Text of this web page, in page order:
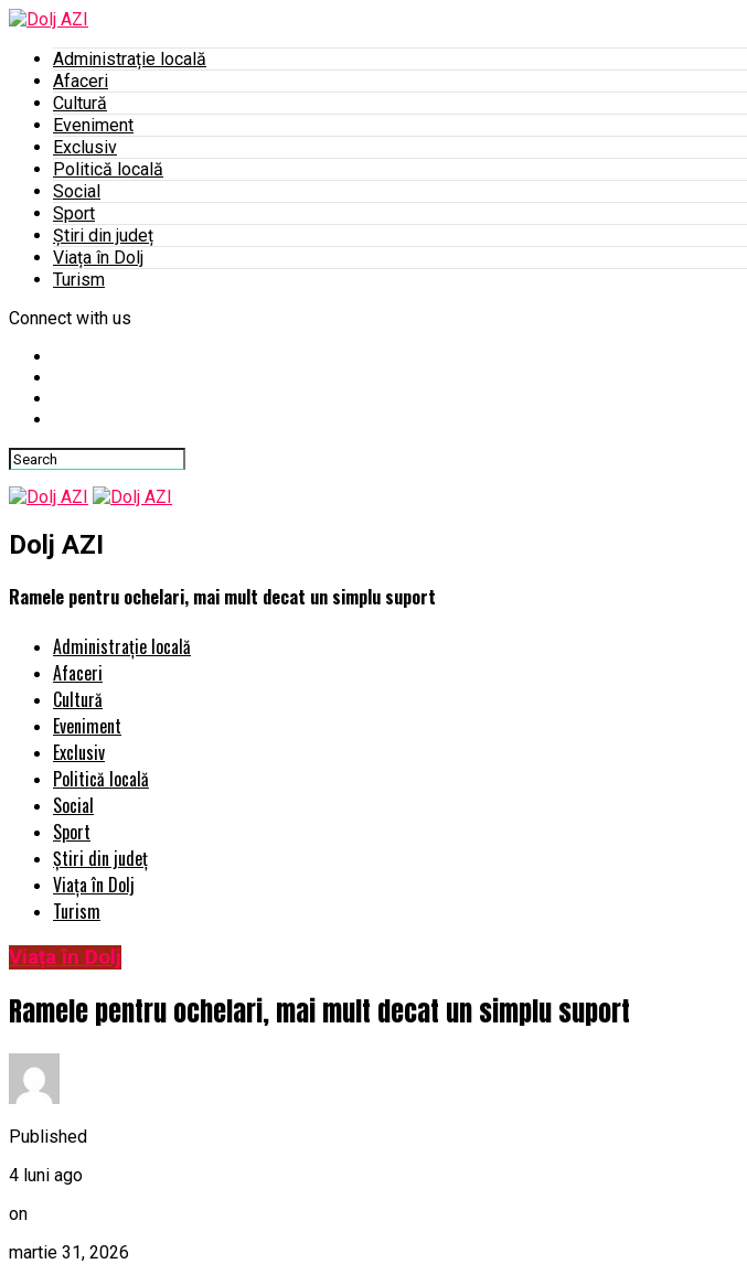
Administrație locală
Afaceri
Cultură
Eveniment
Exclusiv
Politică locală
Social
Sport
Știri din județ
Viața în Dolj
Turism
Connect with us
Dolj AZI
Ramele pentru ochelari, mai mult decat un simplu suport
Administrație locală
Afaceri
Cultură
Eveniment
Exclusiv
Politică locală
Social
Sport
Știri din județ
Viața în Dolj
Turism
Viața în Dolj
Ramele pentru ochelari, mai mult decat un simplu suport
Published
4 luni ago
on
martie 31, 2026